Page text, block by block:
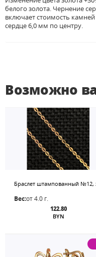
белого золота. Чернение
включает стоимость
сердце 6,0 мм по центру.
Возможно
Вес:от 4.0 г.
122.80
BYN